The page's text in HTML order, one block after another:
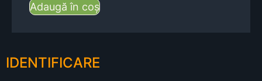
Adaugă în coș
IDENTIFICARE